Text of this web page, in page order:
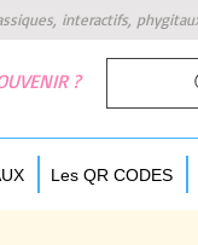
interactifs,
?
Les QR CODES